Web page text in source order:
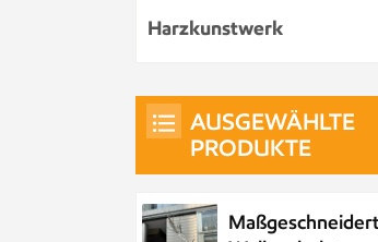
Harzkunstwerk
AUSGEWÄHLTE
PRODUKTE